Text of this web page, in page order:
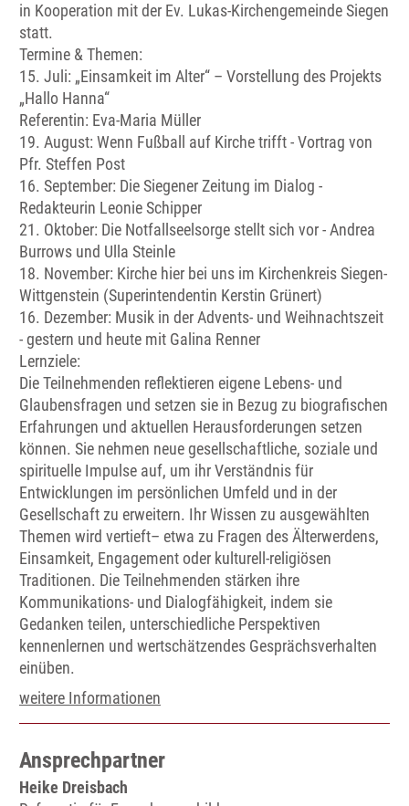
in Kooperation mit der Ev. Lukas-Kirchengemeinde Siegen
statt.
Termine & Themen:
15. Juli: „Einsamkeit im Alter“ – Vorstellung des Projekts
„Hallo Hanna“
Referentin: Eva-Maria Müller
19. August: Wenn Fußball auf Kirche trifft - Vortrag von
Pfr. Steffen Post
16. September: Die Siegener Zeitung im Dialog -
Redakteurin Leonie Schipper
21. Oktober: Die Notfallseelsorge stellt sich vor - Andrea
Burrows und Ulla Steinle
18. November: Kirche hier bei uns im Kirchenkreis Siegen-
Wittgenstein (Superintendentin Kerstin Grünert)
16. Dezember: Musik in der Advents- und Weihnachtszeit
- gestern und heute mit Galina Renner
Lernziele:
Die Teilnehmenden reflektieren eigene Lebens- und
Glaubensfragen und setzen sie in Bezug zu biografischen
Erfahrungen und aktuellen Herausforderungen setzen
können. Sie nehmen neue gesellschaftliche, soziale und
spirituelle Impulse auf, um ihr Verständnis für
Entwicklungen im persönlichen Umfeld und in der
Gesellschaft zu erweitern. Ihr Wissen zu ausgewählten
Themen wird vertieft– etwa zu Fragen des Älterwerdens,
Einsamkeit, Engagement oder kulturell-religiösen
Traditionen. Die Teilnehmenden stärken ihre
Kommunikations- und Dialogfähigkeit, indem sie
Gedanken teilen, unterschiedliche Perspektiven
kennenlernen und wertschätzendes Gesprächsverhalten
einüben.
weitere Informationen
Ansprechpartner
Heike Dreisbach